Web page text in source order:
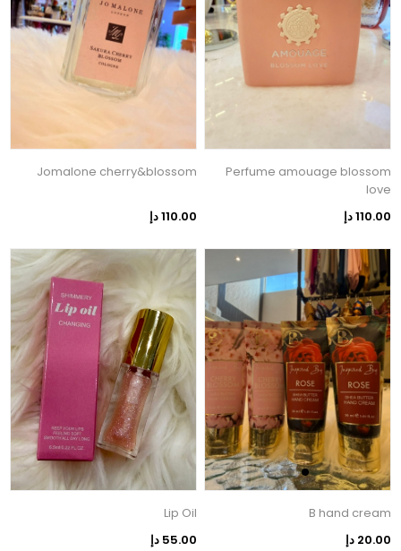
Perfume amouage blossom
love
110.00 دإ
Jomalone cherry&blossom
110.00 دإ
B hand cream
20.00 دإ
Lip Oil
55.00 دإ